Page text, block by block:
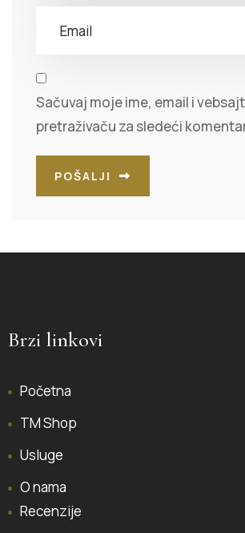
Sačuvaj moje ime, email i
pretraživaču za sledeći
POŠALJI
Brzi linkovi
Početna
TM Shop
Usluge
O nama
Recenzije